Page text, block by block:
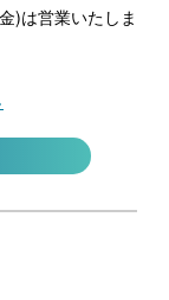
)は営業いたしま